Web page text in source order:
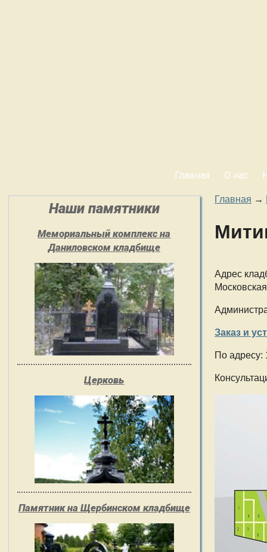
Главная О нас
Наши памятники
Мемориальный комплекс на
Даниловском кладбище
Церковь
Памятник на Щербинском кладбище
Главная →
Адрес
Заказ и
По адресу: